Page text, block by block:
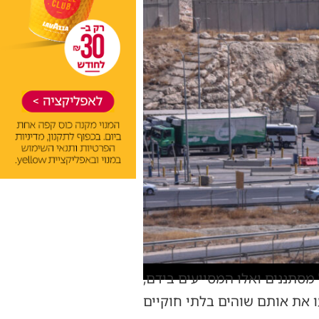
ואלו המסייעים בידם,